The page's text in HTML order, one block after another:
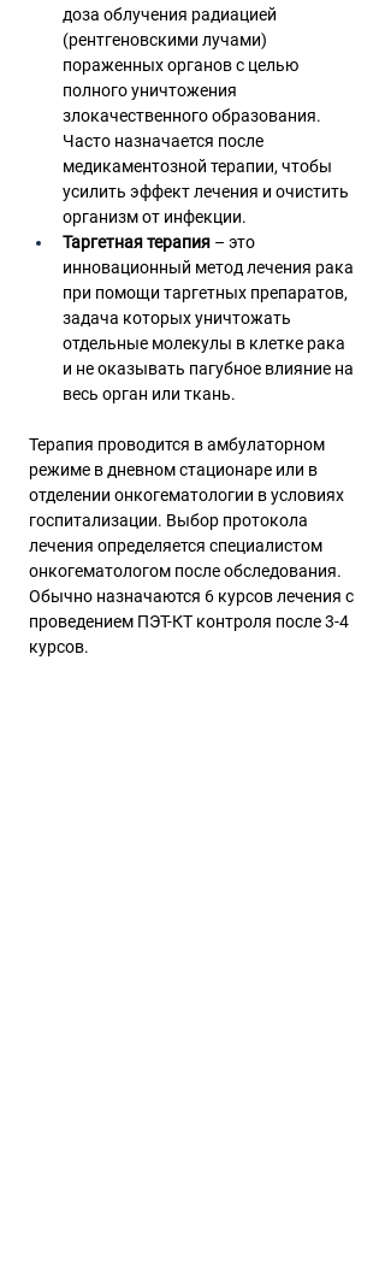
доза облучения радиацией
(рентгеновскими лучами)
пораженных органов с целью
полного уничтожения
злокачественного образования.
Часто назначается после
медикаментозной терапии, чтобы
усилить эффект лечения и очистить
организм от инфекции.
Таргетная терапия – это
инновационный метод лечения рака
при помощи таргетных препаратов,
задача которых уничтожать
отдельные молекулы в клетке рака
и не оказывать пагубное влияние на
весь орган или ткань.
Терапия проводится в амбулаторном
режиме в дневном стационаре или в
отделении онкогематологии в условиях
госпитализации. Выбор протокола
лечения определяется специалистом
онкогематологом после обследования.
Обычно назначаются 6 курсов лечения с
проведением ПЭТ-КТ контроля после 3-4
курсов.